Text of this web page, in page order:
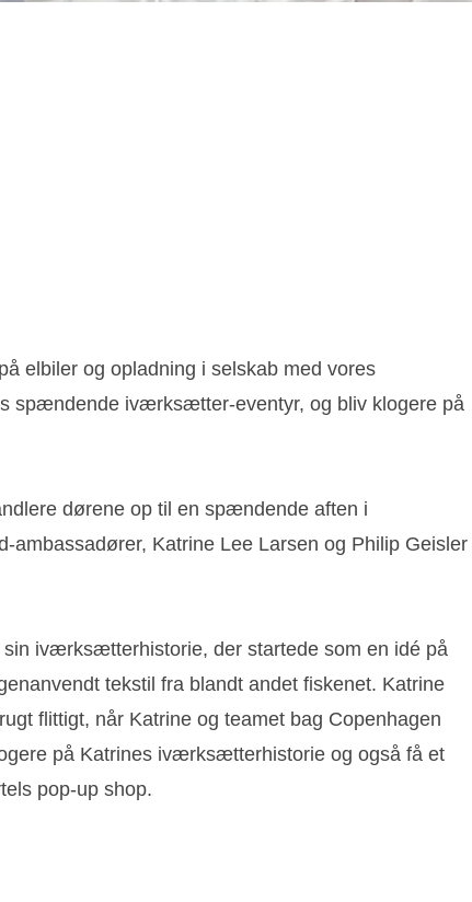
elbiler og opladning i selskab med vores
spændende iværksætter-eventyr, og bliv klogere på
dørene op til en spændende aften i
ambassadører, Katrine Lee Larsen og Philip Geisler
sin iværksætterhistorie, der startede som en idé på
tekstil fra blandt andet fiskenet. Katrine
flittigt, når Katrine og teamet bag Copenhagen
på Katrines iværksætterhistorie og også få et
pop-up shop.